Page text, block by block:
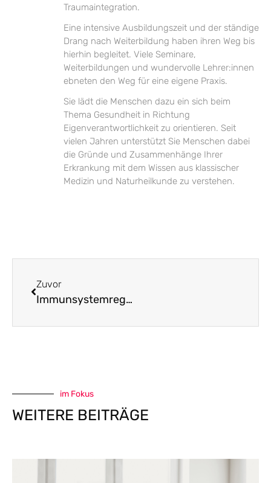
Traumaintegration.
Eine intensive Ausbildungszeit und der ständige
Drang nach Weiterbildung haben ihren Weg bis
hierhin begleitet. Viele Seminare,
Weiterbildungen und wundervolle Lehrer:innen
ebneten den Weg für eine eigene Praxis.
Sie lädt die Menschen dazu ein sich beim
Thema Gesundheit in Richtung
Eigenverantwortlichkeit zu orientieren. Seit
vielen Jahren unterstützt Sie Menschen dabei
die Gründe und Zusammenhänge Ihrer
Erkrankung mit dem Wissen aus klassischer
Medizin und Naturheilkunde zu verstehen.
Zuvor
Immunsystemregulation
im Fokus
WEITERE BEITRÄGE